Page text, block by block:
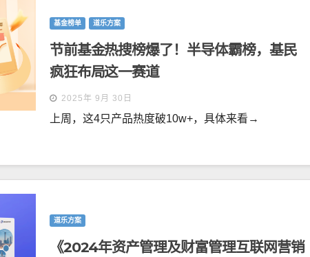
基金榜单 道乐方案
节前基金热搜榜爆了！半导体霸榜，基民
疯狂布局这一赛道
2025年 9月 30日
上周，这4只产品热度破10w+，具体来看→
道乐方案
《2024年资产管理及财富管理互联网营销